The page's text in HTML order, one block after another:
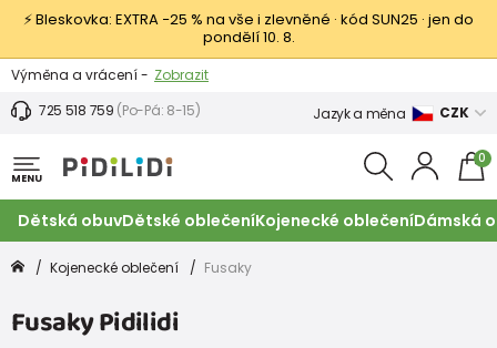
⚡ Bleskovka: EXTRA −25 % na vše i zlevněné · kód SUN25 · jen do
pondělí 10. 8.
Výměna a vrácení - Zobrazit
Sleva 100 Kč na první nákup -
725 518 759 (Po-Pá: 8-15) Jazyk a měna CZK
MENU
0
Dětská obuvDětské oblečeníKojenecké oblečeníDámská
Kojenecké oblečení Fusaky
Fusaky Pidilidi